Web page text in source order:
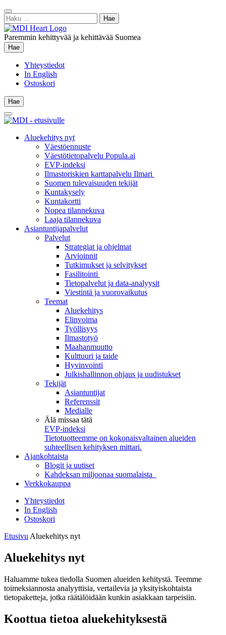
Siirry
sisältöön
Sulje
hae
Haku:
Paremmin kehittyvää ja kehittävää Suomea
Hae
Hae
Yhteystiedot
In English
Ostoskori
Hae
Hae
Main
Menu
Aluekehitys nyt
Väestöennuste
Väestötietopalvelu Popula.ai
EVP-indeksi
Ilmastoriskien karttapalvelu Ilmari
Suomen tulevaisuuden tekijät
Kuntakysely
Kuntakortti
Nopea tilannekuva
Laaja tilannekuva
Asiantuntijapalvelut
Palvelut
Strategiat ja ohjelmat
Arvioinnit
Tutkimukset ja selvitykset
Fasilitointi
Tietopalvelut ja data-analyysit
Viestintä ja vuorovaikutus
Teemat
Aluekehitys
Elinvoima
Työllisyys
Ilmastotyö
Maahanmuutto
Kulttuuri ja taide
Hyvinvointi
Julkishallinnon ohjaus ja uudistukset
Tekijät
Asiantuntijat
Referenssit
Medialle
Älä missaa tätä
EVP-indeksi
Tietotuotteemme on kokonaisvaltainen alueiden
suhteellisen kehityksen mittari.
Ajankohtaista
Blogit ja uutiset
Kahdeksan miljoonaa suomalaista
Verkkokauppa
Yhteystiedot
In English
Ostoskori
Etusivu Aluekehitys nyt
Aluekehitys nyt
Haluamme tukea tiedolla Suomen alueiden kehitystä. Teemme
toimeksiannosta analyyttisia, vertailevia ja yksityiskohtaista
tietopaketteja, jotka räätälöidään kunkin asiakkaan tarpeisiin.
Koottua tietoa aluekehityksestä